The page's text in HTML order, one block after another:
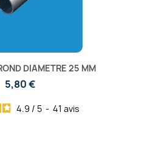
DIAMETRE 25 MM
5,80 €
4.9 / 5 - 41 avis